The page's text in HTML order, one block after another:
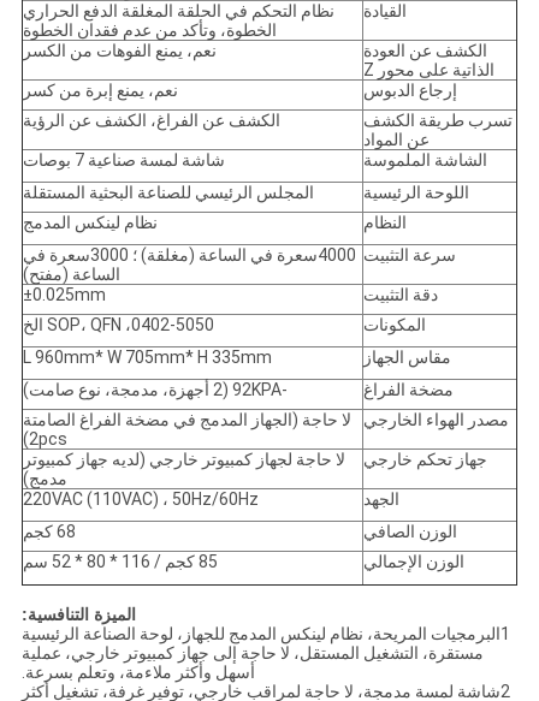
القيادة
نظام التحكم في الحلقة المغلقة الدفع الحراري
الخطوة، وتأكد من عدم فقدان الخطوة
الكشف عن العودة
الذاتية على محور Z
نعم، يمنع الفوهات من الكسر
إرجاع الدبوس
نعم، يمنع إبرة من كسر
تسرب طريقة الكشف
عن المواد
الكشف عن الفراغ، الكشف عن الرؤية
الشاشة الملموسة
شاشة لمسة صناعية 7 بوصات
اللوحة الرئيسية
المجلس الرئيسي للصناعة البحثية المستقلة
النظام
نظام لينكس المدمج
سرعة التثبيت
4000سعرة في الساعة (مغلقة) ؛ 3000سعرة في
الساعة (مفتح)
دقة التثبيت
±0.025mm
المكونات
0402-5050، SOP، QFN الخ
مقاس الجهاز
L 960mm* W 705mm* H 335mm
مضخة الفراغ
-92KPA (2 أجهزة، مدمجة، نوع صامت)
مصدر الهواء الخارجي
لا حاجة (الجهاز المدمج في مضخة الفراغ الصامتة
2pcs)
جهاز تحكم خارجي
لا حاجة لجهاز كمبيوتر خارجي (لديه جهاز كمبيوتر
مدمج)
الجهد
220VAC (110VAC) ، 50Hz/60Hz
الوزن الصافي
68 كجم
الوزن الإجمالي
85 كجم / 116 * 80 * 52 سم
الميزة التنافسية:
1البرمجيات المريحة، نظام لينكس المدمج للجهاز، لوحة الصناعة الرئيسية
مستقرة، التشغيل المستقل، لا حاجة إلى جهاز كمبيوتر خارجي، عملية
أسهل وأكثر ملاءمة، وتعلم بسرعة.
2شاشة لمسة مدمجة، لا حاجة لمراقب خارجي، توفير غرفة، تشغيل أكثر